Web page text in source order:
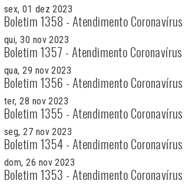
sex, 01 dez 2023
Boletim 1358 - Atendimento Coronavírus
qui, 30 nov 2023
Boletim 1357 - Atendimento Coronavírus
qua, 29 nov 2023
Boletim 1356 - Atendimento Coronavírus
ter, 28 nov 2023
Boletim 1355 - Atendimento Coronavírus
seg, 27 nov 2023
Boletim 1354 - Atendimento Coronavírus
dom, 26 nov 2023
Boletim 1353 - Atendimento Coronavírus